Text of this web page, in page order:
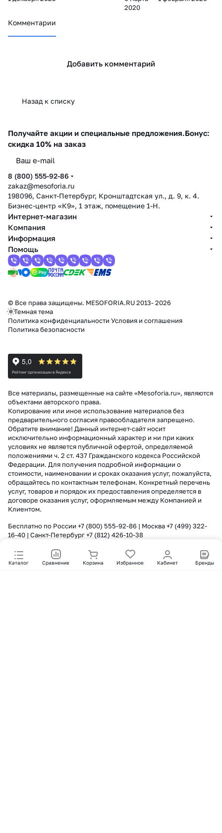
2020
Комментарии
Добавить комментарий
Назад к списку
Каталог Сравнение Корзина Избранное Кабинет Бренды
Получайте акции и специальные предложения.Бонус:
скидка 10% на заказ
8 (800) 555-92-86
zakaz@mesoforia.ru
198096, Санкт-Петербург, Кронштадтская ул., д. 9, к. 4.
Бизнес-центр «К9», 1 этаж, помещение 1-Н.
Интернет-магазин
Компания
Информация
Помощь
© Все права защищены. MESOFORIA.RU 2013- 2026
Темная тема
Политика конфиденциальности Условия и соглашения
Политика безопасности
Все материалы, размещенные на сайте «Mesoforia.ru», являются
объектами авторского права.
Копирование или иное использование материалов без
предварительного согласия правообладателя запрещено.
Обратите внимание! Данный интернет-сайт носит
исключительно информационный характер и ни при каких
условиях не является публичной офертой, определяемой
положениями ч. 2 ст. 437 Гражданского кодекса Российской
Федерации. Для получения подробной информации о
стоимости, наименовании и сроках оказания услуг, пожалуйста,
обращайтесь по контактным телефонам. Конкретный перечень
услуг, товаров и порядок их предоставления определяется в
договоре оказания услуг, оформляемым между Компанией и
Клиентом.
Бесплатно по России +7 (800) 555-92-86 | Москва+7 (499) 322-
16-40 | Санкт-Петербург+7 (812) 426-10-38